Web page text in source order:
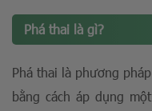
Phá thai là gì?
Phá thai là phương
bằng cách áp dụng